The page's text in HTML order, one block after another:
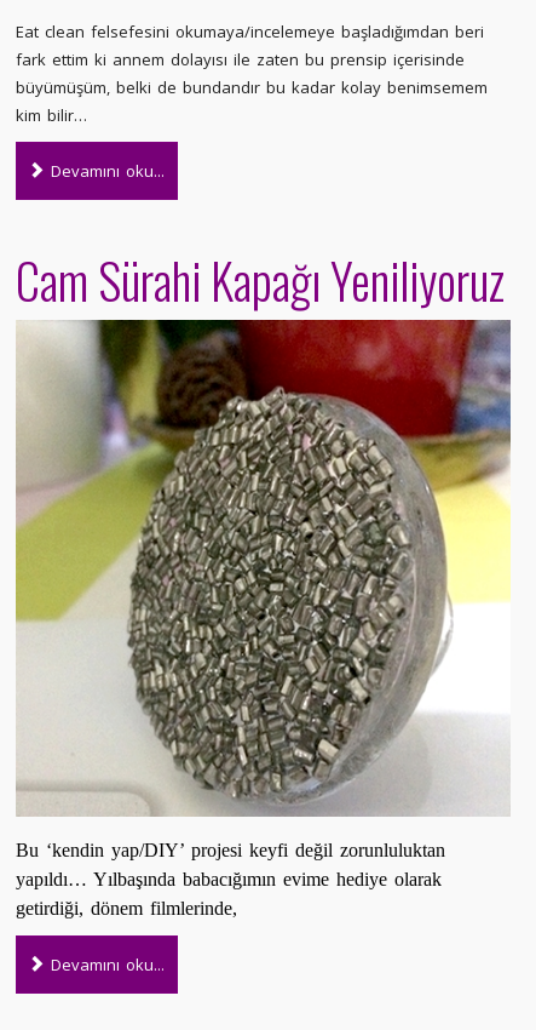
Eat clean felsefesini okumaya/incelemeye başladığımdan beri
fark ettim ki annem dolayısı ile zaten bu prensip içerisinde
büyümüşüm, belki de bundandır bu kadar kolay benimsemem
kim bilir…
Devamını oku...
Cam Sürahi Kapağı Yeniliyoruz
Bu ‘kendin yap/DIY’ projesi keyfi değil zorunluluktan
yapıldı… Yılbaşında babacığımın evime hediye olarak
getirdiği, dönem filmlerinde,
Devamını oku...